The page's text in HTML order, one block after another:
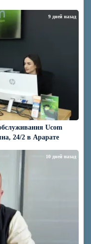
Ucom
24/2 в Арарате
9 дней назад
10 дней назад